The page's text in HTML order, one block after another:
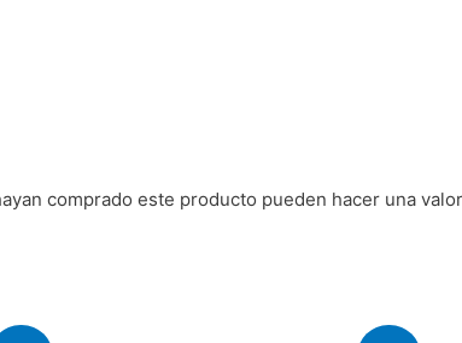
comprado este producto pueden hacer una